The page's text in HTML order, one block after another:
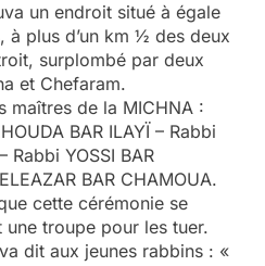
un endroit situé à égale
à plus d’un km ½ des deux
surplombé par deux
et Chefaram.
maîtres de la MICHNA :
BAR ILAYÏ – Rabbi
Rabbi YOSSI BAR
BAR CHAMOUA.
cette cérémonie se
troupe pour les tuer.
dit aux jeunes rabbins : «